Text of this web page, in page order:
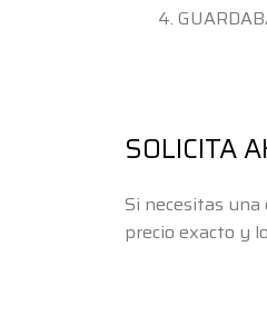
SOLICITA
Si necesitas
precio exacto y